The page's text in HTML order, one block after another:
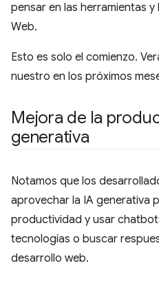
pensar en las herramientas
Web.
Esto es solo el comienzo.
nuestro en los próximos
Mejora de la
generativa
Notamos que los
aprovechar la IA generativa
productividad y usar
tecnologías o buscar
desarrollo web.